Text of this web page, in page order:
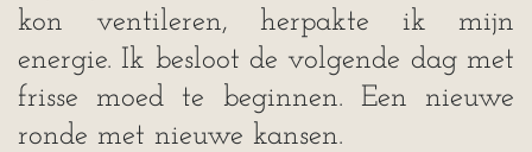
kon ventileren, herpakte ik mijn
energie. Ik besloot de volgende dag met
frisse moed te beginnen. Een nieuwe
ronde met nieuwe kansen.